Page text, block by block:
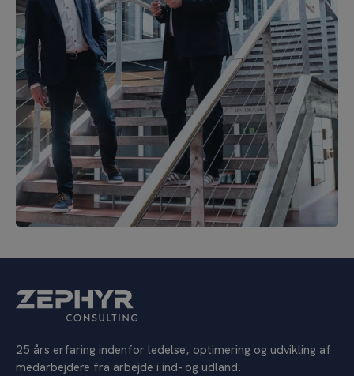
25 års erfaring indenfor ledelse, optimering og udvikling af
medarbejdere fra arbejde i ind- og udland.